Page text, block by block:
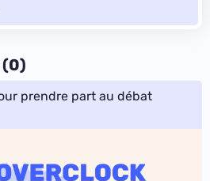
(0)
prendre part au débat